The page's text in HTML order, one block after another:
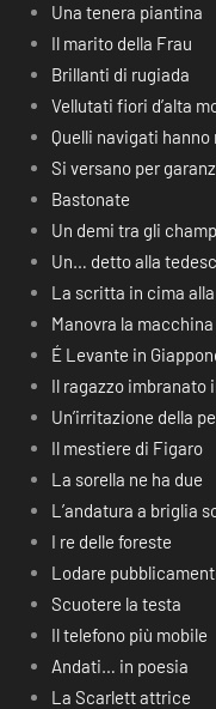
Una tenera piantina
Il marito della Frau
Brillanti di rugiada
Vellutati fiori d’alta
Quelli navigati
Si versano per
Bastonate
Un demi tra gli
Un… detto alla
La scritta in cima
Manovra la
É Levante in
Il ragazzo imbranato
Un’irritazione della
Il mestiere di Figaro
La sorella ne ha due
L’andatura a briglia
I re delle foreste
Lodare
Scuotere la testa
Il telefono più mobile
Andati… in poesia
La Scarlett attrice